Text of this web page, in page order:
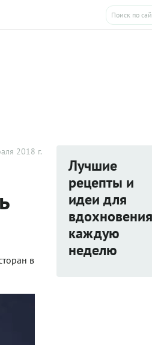
2018 г.
в
Лучшие
рецепты и
идеи для
вдохновения
каждую
неделю